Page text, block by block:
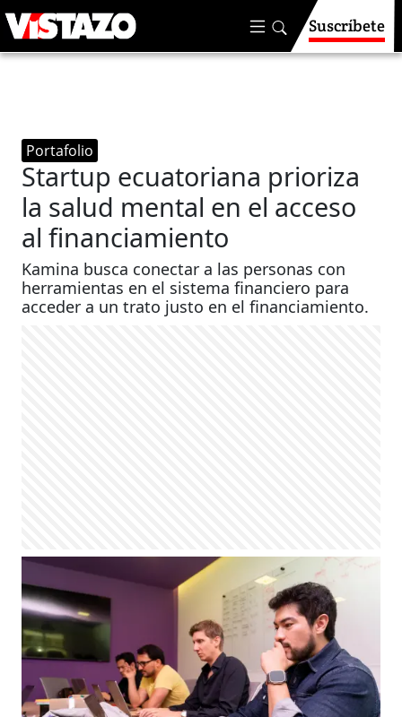
Suscríbete
Portafolio
Startup ecuatoriana prioriza
la salud mental en el acceso
al financiamiento
Kamina busca conectar a las personas con
herramientas en el sistema financiero para
acceder a un trato justo en el financiamiento.